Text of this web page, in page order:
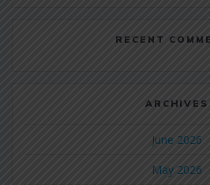
RECENT
ARCHIVES
June 2026
May 2026